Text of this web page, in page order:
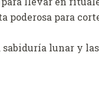
poderosa para
lunar y